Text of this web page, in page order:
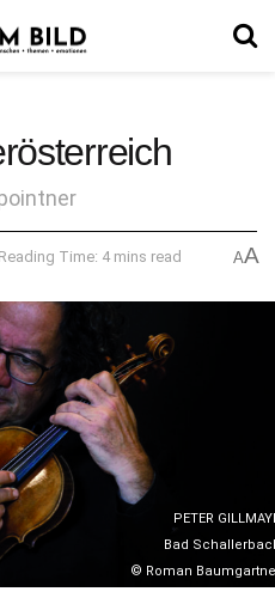
Reading Time: 4 mins read AA
PETER
Bad
© Roman